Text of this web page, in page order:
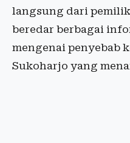
langsung dari
beredar berbagai
mengenai penyebab
Sukoharjo yang